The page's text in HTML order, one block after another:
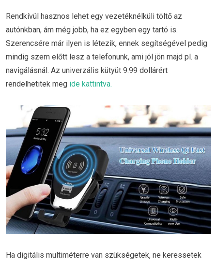
Rendkívül hasznos lehet egy vezetéknélküli töltő az
autónkban, ám még jobb, ha ez egyben egy tartó is.
Szerencsére már ilyen is létezik, ennek segítségével pedig
mindig szem előtt lesz a telefonunk, ami jól jön majd pl. a
navigálásnál. Az univerzális kütyüt 9.99 dollárért
rendelhetitek meg ide kattintva.
Ha digitális multiméterre van szükségetek, ne keressetek